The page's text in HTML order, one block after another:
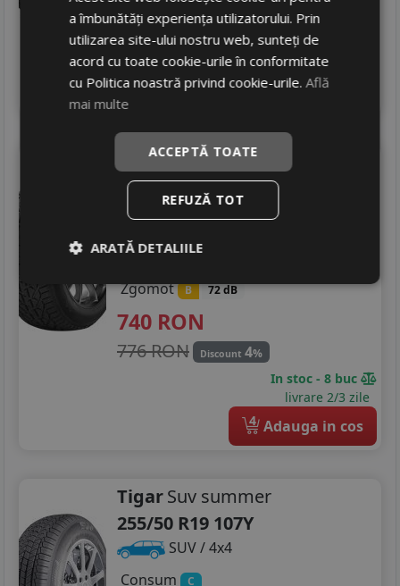
541 RON Discount8%
Ultimele 3 bucati!
livrare 2/3 zile
4 Adauga in cos
TigarSuv winter
255/50 R19 107V
Consum
C
Zgomot B 72 dB
740 RON
776 RON Discount 4%
In stoc - 8 buc
livrare 2/3 zile
4 Adauga in cos
TigarSuv summer
255/50 R19 107Y
SUV / 4x4
Consum
C
a îmbunătăți experiența utilizatorului. Prin
utilizarea site-ului nostru web, sunteți de
acord cu toate cookie-urile în conformitate
cu Politica noastră privind cookie-urile.Află
mai multe
ACCEPTĂ TOATE
REFUZĂ TOT
ARATĂ DETALIILE